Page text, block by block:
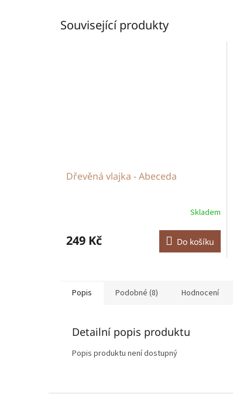
Související produkty
Dřevěná vlajka - Abeceda
Skladem
249 Kč Do košíku
Popis Podobné (8) Hodnocení
Detailní popis produktu
Popis produktu není dostupný